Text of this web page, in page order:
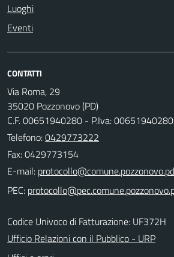
Luoghi
Eventi
CONTATTI
Via Roma, 29
35020 Pozzonovo (PD)
C.F. 00651940280 - P.Iva: 00651940280
Telefono:0429773222
Fax: 0429773154
E-mail:
PEC:
Codice Univoco di Fatturazione: UF372H
Ufficio Relazioni con il Pubblico - URP